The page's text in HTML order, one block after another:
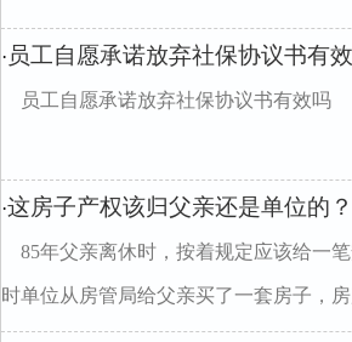
· 员工自愿承诺放弃社保协议书有
员工自愿承诺放弃社保协议书有效吗
·这房子产权该归父亲还是单位的？
85年父亲离休时，按着规定应该给一
时单位从房管局给父亲买了一套房子，